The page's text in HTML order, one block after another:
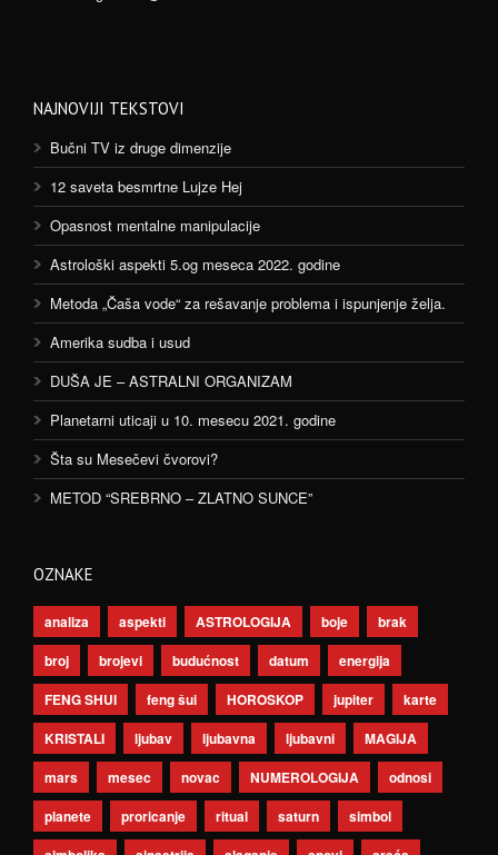
NAJNOVIJI TEKSTOVI
Bučni TV iz druge dimenzije
12 saveta besmrtne Lujze Hej
Opasnost mentalne manipulacije
Astrološki aspekti 5.og meseca 2022. godine
Metoda „Čaša vode“ za rešavanje problema i ispunjenje želja.
Amerika sudba i usud
DUŠA JE – ASTRALNI ORGANIZAM
Planetarni uticaji u 10. mesecu 2021. godine
Šta su Mesečevi čvorovi?
METOD “SREBRNO – ZLATNO SUNCE”
OZNAKE
analiza aspekti ASTROLOGIJA boje
brak
broj
brojevi budućnost datum
energija
FENG SHUI
feng šui HOROSKOP jupiter
karte
KRISTALI
ljubav ljubavna ljubavni
MAGIJA
mars
mesec novac NUMEROLOGIJA
odnosi
planete
proricanje ritual saturn
simbol